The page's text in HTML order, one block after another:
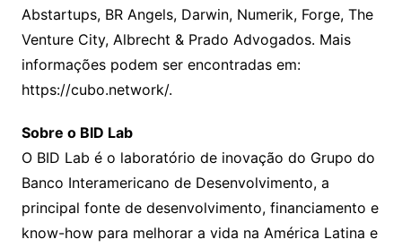
Abstartups, BR Angels, Darwin, Numerik, Forge, The
Venture City, Albrecht & Prado Advogados. Mais
informações podem ser encontradas em:
https://cubo.network/.
Sobre o BID Lab
O BID Lab é o laboratório de inovação do Grupo do
Banco Interamericano de Desenvolvimento, a
principal fonte de desenvolvimento, financiamento e
know-how para melhorar a vida na América Latina e